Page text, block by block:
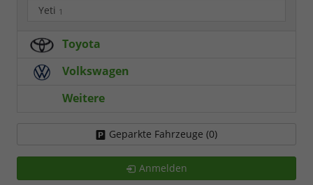
Yeti 1
Toyota
Volkswagen
Weitere
Geparkte Fahrzeuge (0)
Anmelden